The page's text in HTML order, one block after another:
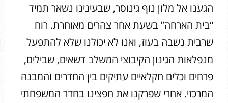
הגענו אל מלון נוף גינוסר, שבעינינו נשאר תמיד
“בית הארחה” בשעת אחר צהרים מאוחרת. רוח
שרבית נשבה בעוז, ואנו לא יכולנו שלא להתפעל
מנפלאות הגינון הקיבוצי המשלב דשאים, שבילים,
פרחים וכלים חקלאיים עתיקים בין החדרים והמבנה
המרכזי. אחרי שפרקנו את חפצינו בחדר המשפחתי